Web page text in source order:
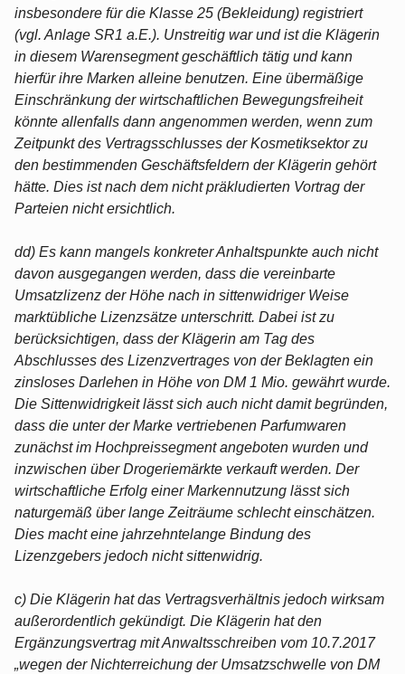
insbesondere für die Klasse 25 (Bekleidung) registriert
(vgl. Anlage SR1 a.E.). Unstreitig war und ist die Klägerin
in diesem Warensegment geschäftlich tätig und kann
hierfür ihre Marken alleine benutzen. Eine übermäßige
Einschränkung der wirtschaftlichen Bewegungsfreiheit
könnte allenfalls dann angenommen werden, wenn zum
Zeitpunkt des Vertragsschlusses der Kosmetiksektor zu
den bestimmenden Geschäftsfeldern der Klägerin gehört
hätte. Dies ist nach dem nicht präkludierten Vortrag der
Parteien nicht ersichtlich.
dd) Es kann mangels konkreter Anhaltspunkte auch nicht
davon ausgegangen werden, dass die vereinbarte
Umsatzlizenz der Höhe nach in sittenwidriger Weise
marktübliche Lizenzsätze unterschritt. Dabei ist zu
berücksichtigen, dass der Klägerin am Tag des
Abschlusses des Lizenzvertrages von der Beklagten ein
zinsloses Darlehen in Höhe von DM 1 Mio. gewährt wurde.
Die Sittenwidrigkeit lässt sich auch nicht damit begründen,
dass die unter der Marke vertriebenen Parfumwaren
zunächst im Hochpreissegment angeboten wurden und
inzwischen über Drogeriemärkte verkauft werden. Der
wirtschaftliche Erfolg einer Markennutzung lässt sich
naturgemäß über lange Zeiträume schlecht einschätzen.
Dies macht eine jahrzehntelange Bindung des
Lizenzgebers jedoch nicht sittenwidrig.
c) Die Klägerin hat das Vertragsverhältnis jedoch wirksam
außerordentlich gekündigt. Die Klägerin hat den
Ergänzungsvertrag mit Anwaltsschreiben vom 10.7.2017
„wegen der Nichterreichung der Umsatzschwelle von DM